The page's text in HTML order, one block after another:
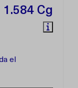
1.584 Cg
el